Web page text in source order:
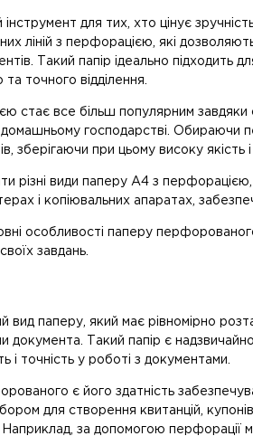
для тих, хто цінує
ліній з перфорацією, які
Такий папір ідеально підходить
точного відділення.
стає все більш популярним завдяки
домашньому господарстві.
при цьому високу якість і
різні види паперу А4 з
і копіювальних апаратах,
особливості паперу
завдань.
вид паперу, який має рівномірно
документа. Такий папір є
точність у роботі з документами.
є його здатність
для створення квитанцій,
Наприклад, за допомогою перфорації